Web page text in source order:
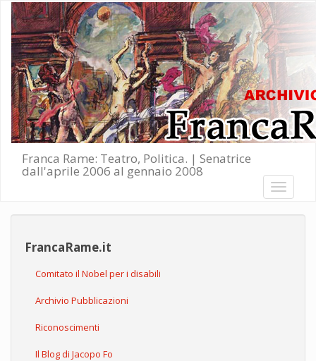
Salta al contenuto principale
Franca Rame: Teatro, Politica. | Senatrice
dall'aprile 2006 al gennaio 2008
Toggle
FrancaRame.it
Comitato il Nobel per i disabili
Archivio Pubblicazioni
Riconoscimenti
Il Blog di Jacopo Fo